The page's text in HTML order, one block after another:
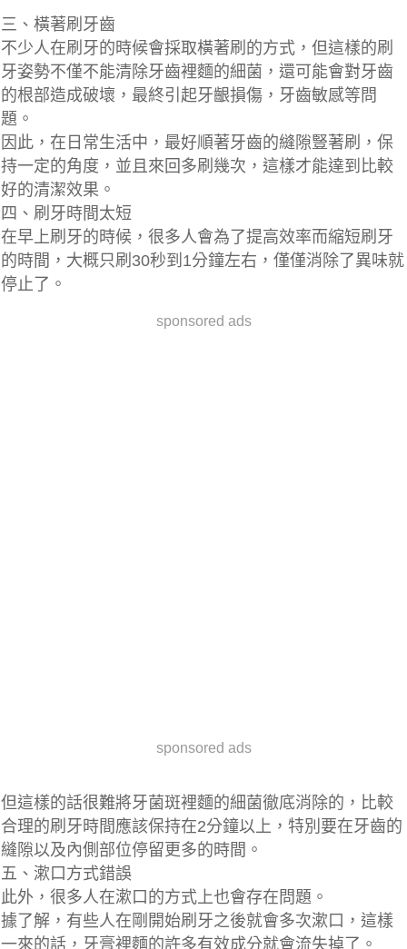
三、橫著刷牙齒
不少人在刷牙的時候會採取橫著刷的方式，但這樣的刷
牙姿勢不僅不能清除牙齒裡麵的細菌，還可能會對牙齒
的根部造成破壞，最終引起牙齦損傷，牙齒敏感等問
題。
因此，在日常生活中，最好順著牙齒的縫隙豎著刷，保
持一定的角度，並且來回多刷幾次，這樣才能達到比較
好的清潔效果。
四、刷牙時間太短
在早上刷牙的時候，很多人會為了提高效率而縮短刷牙
的時間，大概只刷30秒到1分鐘左右，僅僅消除了異味就
停止了。
sponsored ads
sponsored ads
但這樣的話很難將牙菌斑裡麵的細菌徹底消除的，比較
合理的刷牙時間應該保持在2分鐘以上，特別要在牙齒的
縫隙以及內側部位停留更多的時間。
五、漱口方式錯誤
此外，很多人在漱口的方式上也會存在問題。
據了解，有些人在剛開始刷牙之後就會多次漱口，這樣
一來的話，牙膏裡麵的許多有效成分就會流失掉了。